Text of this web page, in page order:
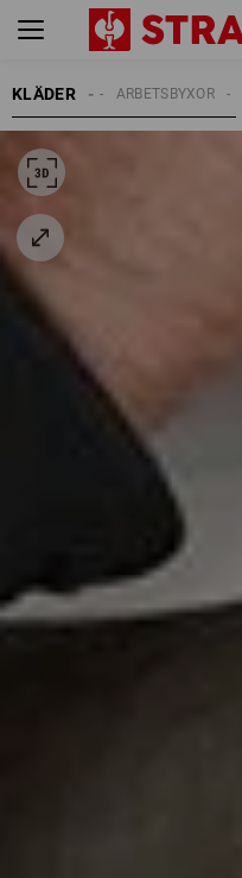
KLÄDER ARBETSBYXOR
HERRAR